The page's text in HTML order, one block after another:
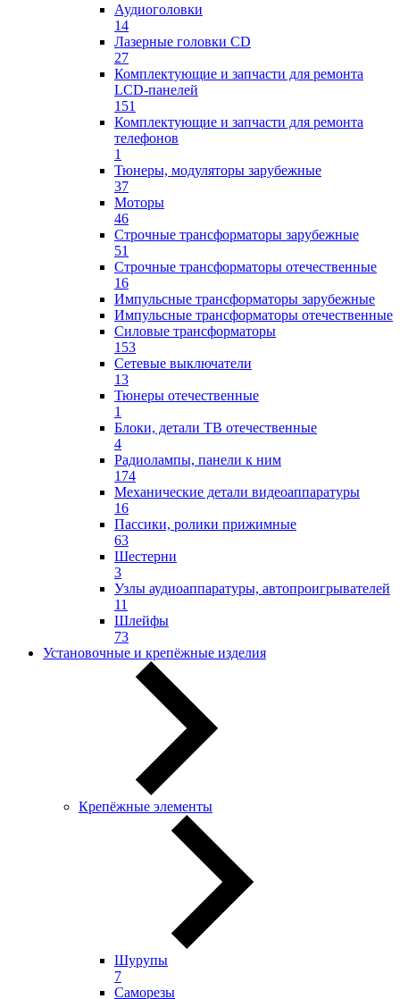
Аудиоголовки
14
Лазерные головки CD
27
Комплектующие и запчасти для ремонта
LCD-панелей
151
Комплектующие и запчасти для ремонта
телефонов
1
Тюнеры, модуляторы зарубежные
37
Моторы
46
Строчные трансформаторы зарубежные
51
Строчные трансформаторы отечественные
16
Импульсные трансформаторы зарубежные
Импульсные трансформаторы отечественные
Силовые трансформаторы
153
Сетевые выключатели
13
Тюнеры отечественные
1
Блоки, детали ТВ отечественные
4
Радиолампы, панели к ним
174
Механические детали видеоаппаратуры
16
Пассики, ролики прижимные
63
Шестерни
3
Узлы аудиоаппаратуры, автопроигрывателей
11
Шлейфы
73
Установочные и крепёжные изделия
Крепёжные элементы
Шурупы
7
Саморезы